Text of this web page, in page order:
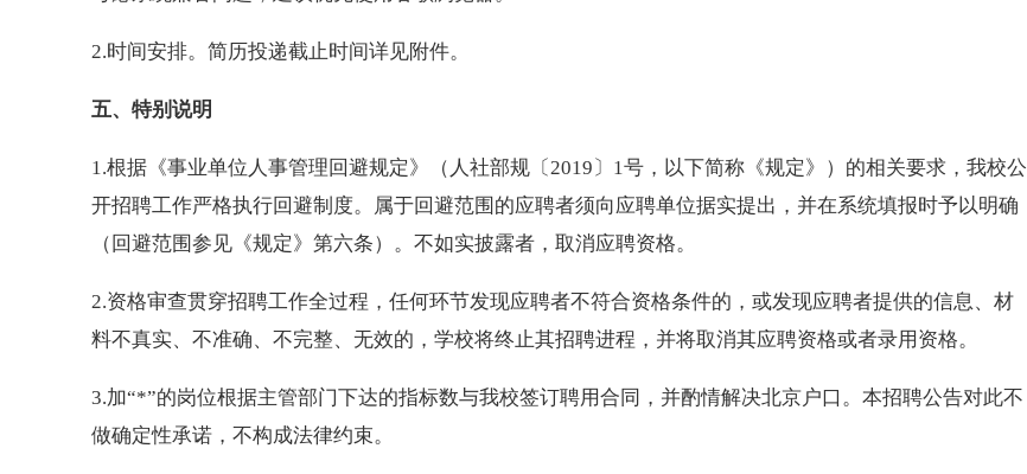
2.时间安排。简历投递截止时间详见附件。
五、特别说明
1.根据《事业单位人事管理回避规定》（人社部规〔2019〕1号，以下简称《规定》）的相关要求，我校公
开招聘工作严格执行回避制度。属于回避范围的应聘者须向应聘单位据实提出，并在系统填报时予以明确
（回避范围参见《规定》第六条）。不如实披露者，取消应聘资格。
2.资格审查贯穿招聘工作全过程，任何环节发现应聘者不符合资格条件的，或发现应聘者提供的信息、材
料不真实、不准确、不完整、无效的，学校将终止其招聘进程，并将取消其应聘资格或者录用资格。
3.加“*”的岗位根据主管部门下达的指标数与我校签订聘用合同，并酌情解决北京户口。本招聘公告对此不
做确定性承诺，不构成法律约束。